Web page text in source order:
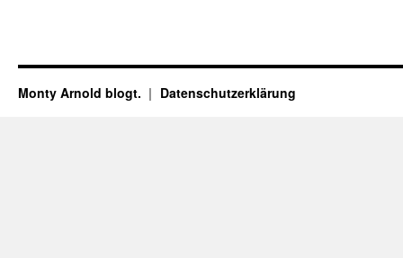
Monty Arnold blogt. Datenschutz­erklärung